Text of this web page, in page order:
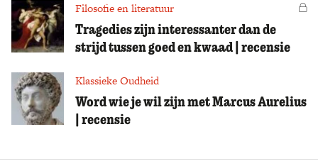
Filosofie en literatuur
Tragedies zijn interessanter dan de
strijd tussen goed en kwaad | recensie
Klassieke Oudheid
Word wie je wil zijn met Marcus Aurelius
| recensie